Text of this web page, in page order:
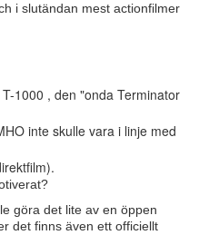
i slutändan mest actionfilmer
1000 , den "onda Terminator
inte skulle vara i linje med
göra det lite av en öppen
det finns även ett officiellt